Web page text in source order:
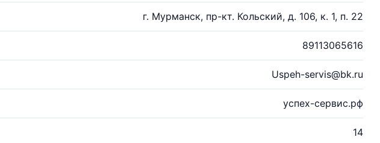
г. Мурманск, пр-кт. Кольский, д. 106, к. 1, п. 22
89113065616
Uspeh-servis@bk.ru
успех-сервис.рф
14